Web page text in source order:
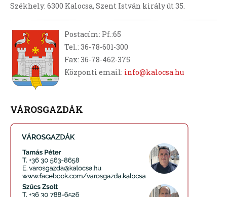
Székhely: 6300 Kalocsa, Szent István király út 35.
Postacím: Pf.:65
Tel.: 36-78-601-300
Fax: 36-78-462-375
Központi email: info@kalocsa.hu
VÁROSGAZDÁK